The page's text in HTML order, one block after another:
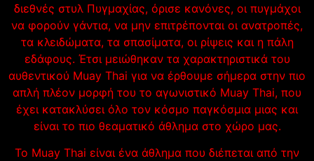
διεθνές στυλ Πυγμαχίας, όρισε κανόνες, οι πυγμάχοι
να φορούν γάντια, να μην επιτρέπονται οι ανατροπές,
τα κλειδώματα, τα σπασίματα, οι ρίψεις και η πάλη
εδάφους. Έτσι μειώθηκαν τα χαρακτηριστικά του
αυθεντικού Muay Thai για να έρθουμε σήμερα στην πιο
απλή πλέον μορφή του το αγωνιστικό Muay Thai, που
έχει κατακλύσει όλο τον κόσμο παγκόσμια μιας και
είναι το πιο θεαματικό άθλημα στο χώρο μας.
Το Muay Thai είναι ένα άθλημα που διέπεται από την